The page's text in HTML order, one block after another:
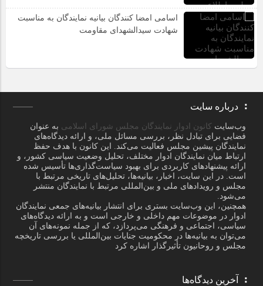
اسامی امضا کنندگان بیانیه نمایندگان به مناسبت
شهادت سیدالشهدای مقاومت
درباره سایت
وب‌سایت کانون ادوار نمایندگان مجلس شورای اسلامی به عنوان
فضایی برای تبادل نظر، بررسی مسائل ملی، و ارائه دیدگاه‌های
نمایندگان پیشین مجلس فعالیت می‌کند. این کانون با هدف حفظ
ارتباط میان نمایندگان ادوار مختلف، تحلیل وضعیت سیاسی کشور، و
ارائه پیشنهادهای کاربردی برای بهبود سیاست‌گذاری‌ها تأسیس شده
است. در این سایت، اخبار، بیانیه‌ها، تحلیل‌های تاریخی مرتبط با
مجلس و رویدادهای ملی و بین‌المللی مرتبط با نمایندگان منتشر
می‌شود.
همچنین، این وب‌سایت بستری برای انتشار بیانیه‌های جمعی نمایندگان
ادوار در موضوعات مهم داخلی و خارجی است و به ارائه دیدگاه‌های
سیاسی، اجتماعی و فرهنگی می‌پردازد، که از جمله نمونه‌های آن
می‌توان به بیانیه‌ها در محکومیت جنایات بین‌المللی یا بررسی تاریخچه
مجلس و روحانیون تأثیرگذار اشاره کرد
آخرین دیدگاه‌ها